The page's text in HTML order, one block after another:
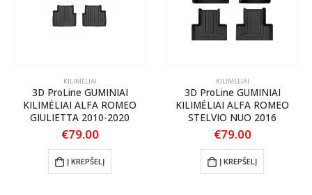
KILIMĖLIAI
3D ProLine GUMINIAI
KILIMĖLIAI ALFA ROMEO
GIULIETTA 2010-2020
€79.00
Į KREPŠELĮ
KILIMĖLIAI
3D ProLine GUMINIAI
KILIMĖLIAI ALFA ROMEO
STELVIO NUO 2016
€79.00
Į KREPŠELĮ